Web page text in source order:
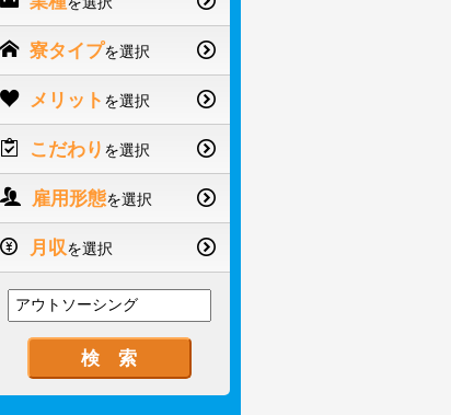
寮タイプを選択
メリット を選択
こだわり を選択
雇用形態を選択
月収を選択